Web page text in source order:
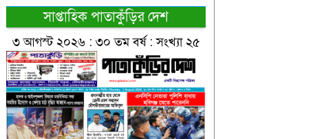
সাপ্তাহিক পাতাকুঁড়ির দেশ
৩ আগস্ট ২০২৬ : ৩০ তম বর্ষ : সংখ্যা ২৫